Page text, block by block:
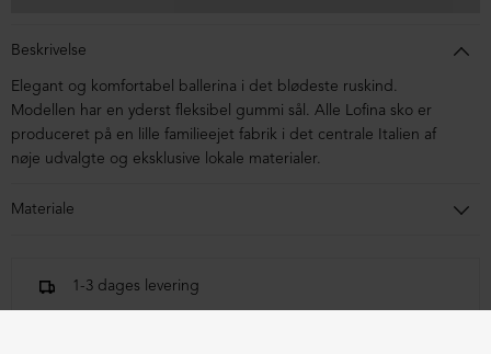
Beskrivelse
Elegant og komfortabel ballerina i det blødeste ruskind.
Modellen har en yderst fleksibel gummi sål. Alle Lofina sko er
produceret på en lille familieejet fabrik i det centrale Italien af
nøje udvalgte og eksklusive lokale materialer.
Materiale
1-3 dages levering